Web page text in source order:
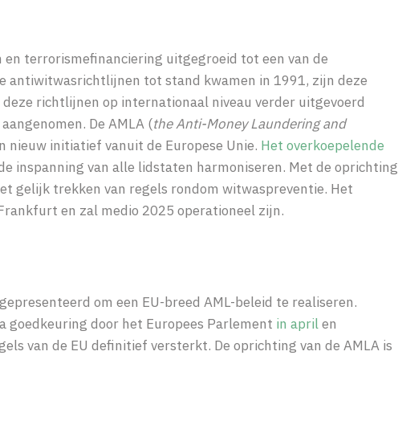
terrorismefinanciering uitgegroeid tot een van de
antiwitwasrichtlijnen tot stand kwamen in 1991, zijn deze
richtlijnen op internationaal niveau verder uitgevoerd
De AMLA (the Anti-Money Laundering and
nieuw initiatief vanuit de Europese Unie. Het overkoepelende
inspanning van alle lidstaten harmoniseren. Met de oprichting
gelijk trekken van regels rondom witwaspreventie. Het
en zal medio 2025 operationeel zijn.
om een EU-breed AML-beleid te realiseren.
goedkeuring door het Europees Parlement in aprilen
van de EU definitief versterkt. De oprichting van de AMLA is